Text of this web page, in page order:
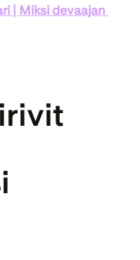
| Miksi devaajan